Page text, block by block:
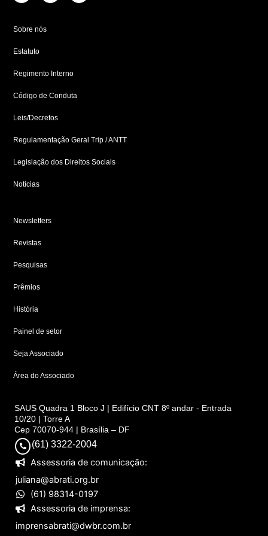
b
o
k
f
Sobre nós
Estatuto
Regimento Interno
Código de Conduta
Leis/Decretos
Regulamentação Geral Trip / ANTT
Legislação dos Direitos Sociais
Notícias
Newsletters
Revistas
Pesquisas
Prêmios
História
Painel de setor
Seja Associado
Área do Associado
SAUS Quadra 1 Bloco J | Edifício CNT 8º andar - Entrada
10/20 | Torre A
Cep 70070-944 | Brasília – DF
(61) 3322-2004
Assessoria de comunicação:
juliana@abrati.org.br
(61) 98314-0197
Assessoria de imprensa:
imprensabrati@dwbr.com.br